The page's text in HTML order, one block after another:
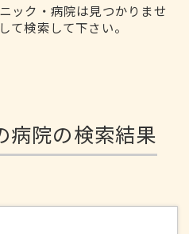
ック・病院は見つかりませ
て検索して下さい。
病院の検索結果